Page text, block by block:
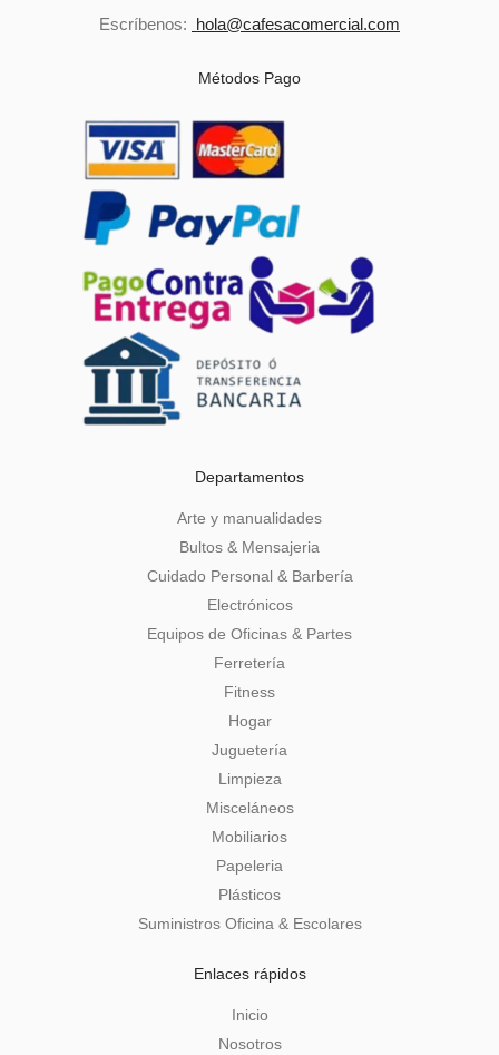
Escríbenos: hola@cafesacomercial.com
Métodos Pago
Departamentos
Arte y manualidades
Bultos & Mensajeria
Cuidado Personal & Barbería
Electrónicos
Equipos de Oficinas & Partes
Ferretería
Fitness
Hogar
Juguetería
Limpieza
Misceláneos
Mobiliarios
Papeleria
Plásticos
Suministros Oficina & Escolares
Enlaces rápidos
Inicio
Nosotros